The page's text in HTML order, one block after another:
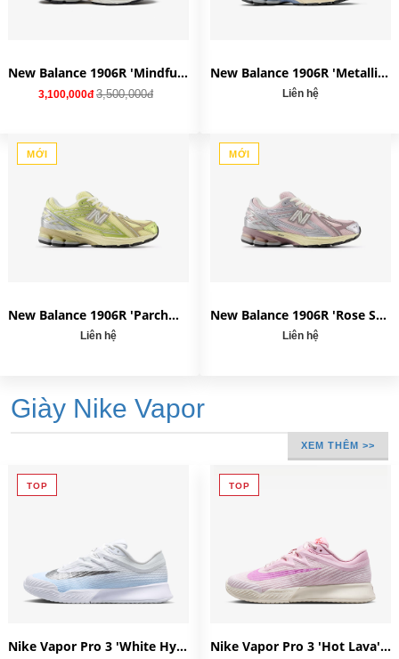
New Balance 1906R 'Mindful Grey' M1906RW
3,100,000đ 3,500,000đ
New Balance 1906R 'Metallic Green' U1906RNE
Liên hệ
MỚI
New Balance 1906R 'Parchment' U1906RND
Liên hệ
MỚI
New Balance 1906R 'Rose Sugar' U1906RNF
Liên hệ
Giày Nike Vapor
XEM THÊM >>
TOP
Nike Vapor Pro 3 'White Hydrogen Blue' IR8252-401
TOP
Nike Vapor Pro 3 'Hot Lava' HV1376-601